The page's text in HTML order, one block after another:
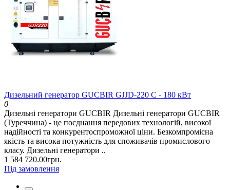
Дизельний генератор GUCBIR GJJD-220 C - 180 кВт
0
Дизельні генератори GUCBIR Дизельні генератори GUCBIR
(Туреччина) - це поєднання передових технологій, високої
надійності та конкурентоспроможної ціни. Безкомпромісна
якість та висока потужність для споживачів промислового
класу. Дизельні генератори ..
1 584 720.00грн.
Під замовлення